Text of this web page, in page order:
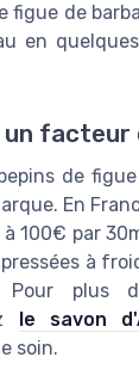
figue de
en
un
de
En
100€ par
à
Pour plus
le savon
soin.